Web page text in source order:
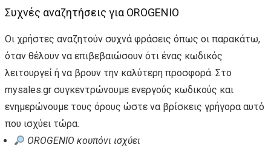
Συχνές αναζητήσεις για OROGENIO
Οι χρήστες αναζητούν συχνά φράσεις όπως οι παρακάτω,
όταν θέλουν να επιβεβαιώσουν ότι ένας κωδικός
λειτουργεί ή να βρουν την καλύτερη προσφορά. Στο
mysales.gr συγκεντρώνουμε ενεργούς κωδικούς και
ενημερώνουμε τους όρους ώστε να βρίσκεις γρήγορα αυτό
που ισχύει τώρα.
OROGENIO κουπόνι ισχύει